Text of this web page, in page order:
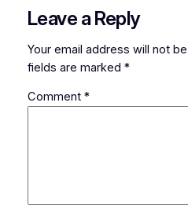
Leave a Reply
Your email address will not
fields are marked *
Comment *